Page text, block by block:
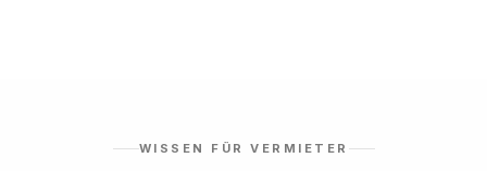
WISSEN FÜR VERMIETER